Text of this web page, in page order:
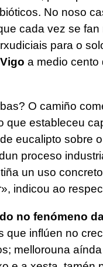
No noso
cada vez se
para o
a medio cento
O camiño
que estableceu
eucalipto sobre
proceso
un uso
indicou ao
no fenómeno
que inflúen no
mellorouna